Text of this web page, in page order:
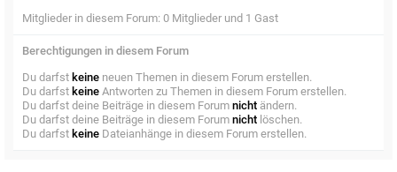
Mitglieder in diesem Forum: 0 Mitglieder und 1 Gast
Berechtigungen in diesem Forum
Du darfst keine neuen Themen in diesem Forum erstellen.
Du darfst keine Antworten zu Themen in diesem Forum erstellen.
Du darfst deine Beiträge in diesem Forum nicht ändern.
Du darfst deine Beiträge in diesem Forum nicht löschen.
Du darfst keine Dateianhänge in diesem Forum erstellen.